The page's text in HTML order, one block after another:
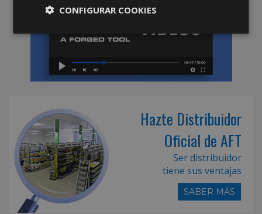
Hazte Distribuidor
Oficial de AFT
Ser distribuidor
tiene sus ventajas
SABER MÁS
CONFIGURAR COOKIES